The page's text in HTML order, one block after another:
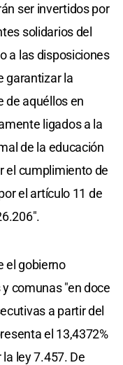
ser invertidos por
solidarios del
a las disposiciones
garantizar la
de aquéllos en
ligados a la
de la educación
el cumplimiento de
el artículo 11 de
el gobierno
comunas "en doce
a partir del
el 13,4372%
ley 7.457. De